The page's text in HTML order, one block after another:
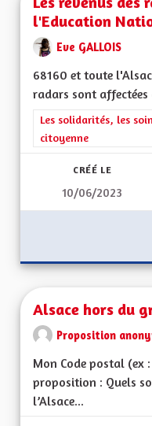
l'Education
Eve GALLOIS
68160 et toute
radars sont affectées
Filtrer les résultats
Les solidarités, les
citoyenne
CRÉÉ LE
10/06/2023
Alsace hors du
Proposition
Mon Code postal
proposition : Quels
l’Alsace...